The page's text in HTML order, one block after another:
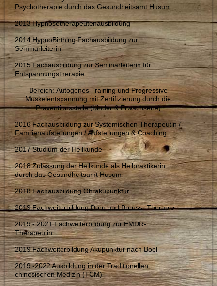
Psychotherapie durch das Gesundheitsamt Husum
2013 Hypnosetherapeutenausbildung
2014 HypnoBirthing Fachausbildung zur
Seminarleiterin
2015 Fachausbildung zur Seminarleiterin für
Entspannungstherapie
Bereich: Autogenes Training und Progressive
Muskelentspannung mit Zertifizierung durch die
Präventionsstelle (Kinder & Erwachsene)
2016 Fachausbildung zur Systemischen Therapeutin /
Familienaufstellungen / Aufstellungen & Coaching
2017 Studium der Heilkunde
2018 Zulassung der Heilkunde als Heilpraktikerin
durch das Gesundheitsamt Husum
2018 Fachausbildung Ohrakupunktur
2019 Fachweiterbildung Dorn und Breuss- Therapie
2019 - 2021 Fachweiterbildung zur EMDR-
Therapeutin
2019 Fachweiterbildung Akupunktur nach Boel
2019 -2022 Ausbildung in der Traditionellen
chinesischen Medizin (TCM)